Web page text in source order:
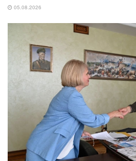
05.08.2026